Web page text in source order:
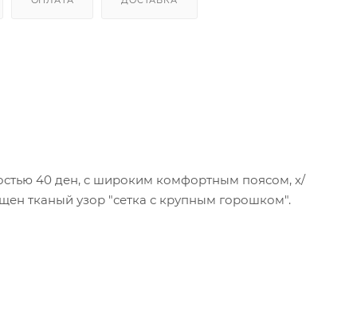
40 ден, c широким комфортным поясом, х/
тканый узор "сетка с крупным горошком".